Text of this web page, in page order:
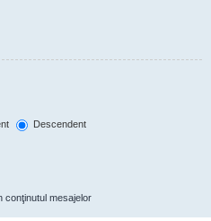
Descendent
conţinutul mesajelor